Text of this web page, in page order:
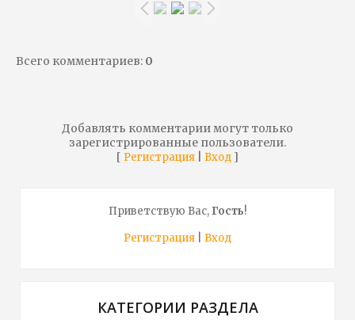
Всего комментариев: 0
Добавлять комментарии могут только
зарегистрированные пользователи.
[ Регистрация Вход ]
Приветствую Вас,Гость!
Регистрация
Вход
КАТЕГОРИИ РАЗДЕЛА